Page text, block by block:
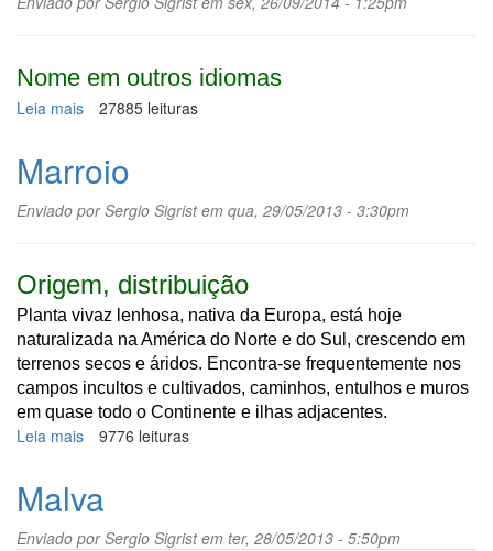
Nome em outros idiomas
Leia mais sobre
zedoária
27885 leituras
Marroio
Enviado porSergio Sigristem qua, 29/05/2013 - 3:30pm
Origem, distribuição
Planta vivaz lenhosa, nativa da Europa, está hoje
naturalizada na América do Norte e do Sul, crescendo em
terrenos secos e áridos. Encontra-se frequentemente nos
campos incultos e cultivados, caminhos, entulhos e muros
em quase todo o Continente e ilhas adjacentes.
Leia mais sobre
9776 leituras
Malva
Enviado porSergio Sigristem ter, 28/05/2013 - 5:50pm